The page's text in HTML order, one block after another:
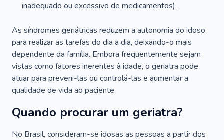
inadequado ou excessivo de medicamentos).
As síndromes geriátricas reduzem a autonomia do idoso
para realizar as tarefas do dia a dia, deixando-o mais
dependente da família. Embora frequentemente sejam
vistas como fatores inerentes à idade, o geriatra pode
atuar para preveni-las ou controlá-las e aumentar a
qualidade de vida ao paciente.
Quando procurar um geriatra?
No Brasil, consideram-se idosas as pessoas a partir dos